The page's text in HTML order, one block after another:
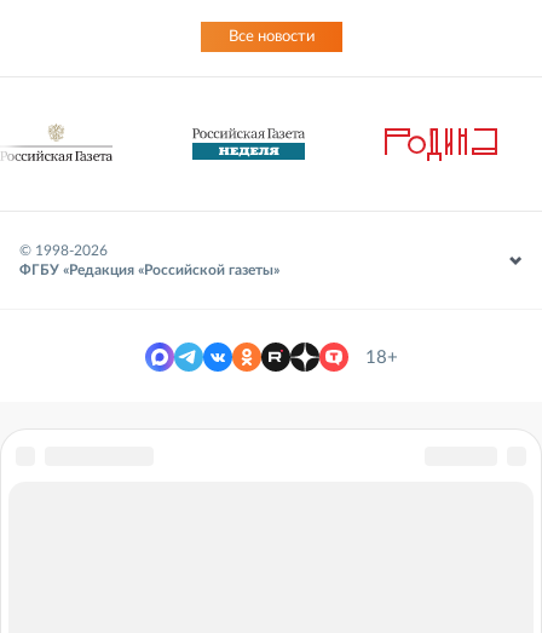
Все новости
© 1998-2026
ФГБУ «Редакция «Российской газеты»
18+